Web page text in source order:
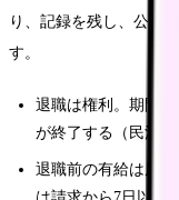
り、記録を残し、公的
す。
退職は権利。期間
が終了する（民法第
退職前の有給は原